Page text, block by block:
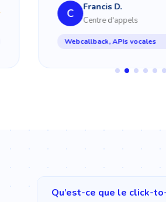
C Francis D.
Centre d'appels
Webcallback, APIs vocales
Qu’est-ce que le click-